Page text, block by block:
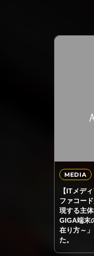
MEDIA
【ITメデ
ファコー
現する主
GIGA端末
在り方～
た。